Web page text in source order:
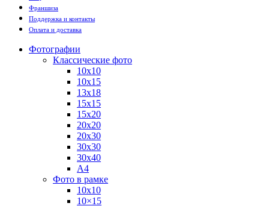
Франшиза
Поддержка и контакты
Оплата и доставка
Фотографии
Классические фото
10х10
10х15
13х18
15х15
15х20
20х20
20х30
30х30
30х40
А4
Фото в рамке
10х10
10×15